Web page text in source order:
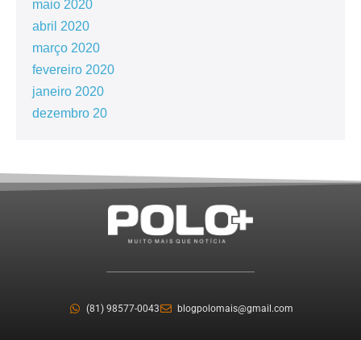
maio 2020
abril 2020
março 2020
fevereiro 2020
janeiro 2020
dezembro 20
(81) 98577-0043 blogpolomais@gmail.com